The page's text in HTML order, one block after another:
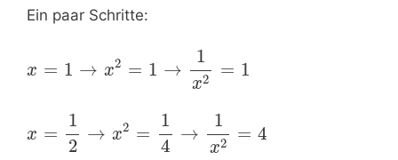
Ein paar Schritte:
x = 1 → x2 = 1 →
1
x2 = 1
x =
1
2
→ x2 =
1
4
→
1
x2 = 4